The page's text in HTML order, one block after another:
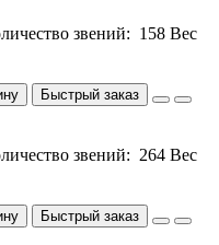
звений: 158 Вес
Быстрый заказ
звений: 264 Вес
Быстрый заказ